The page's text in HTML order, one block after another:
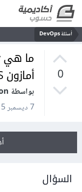
أسئلة DevOps
0
أمازون AWS؟
بواسطة Jason
7 ديسمبر 2015
السؤال